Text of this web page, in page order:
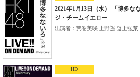
2021年1月13日（水） 「博多な
ジ・チームイエロー
出演者：荒巻美咲 上野遥 運上弘菜...
HD